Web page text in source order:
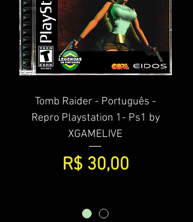
Tomb Raider - Português -
Repro Playstation 1- Ps1 by
XGAMELIVE
Preço
R$ 30,00